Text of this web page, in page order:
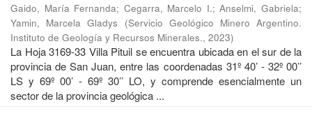
Gaido, María Fernanda; Cegarra, Marcelo I.;Anselmi, Gabriela;
Yamin, Marcela Gladys
(Servicio Geológico Minero Argentino.
Instituto de Geología y Recursos Minerales., 2023)
La Hoja 3169-33 Villa Pituil se encuentra ubicada en el sur de la
provincia de San Juan, entre las coordenadas 31º 40’ - 32º 00’’
LS y 69º 00’ - 69º 30’’ LO, y comprende esencialmente un
sector de la provincia geológica ...